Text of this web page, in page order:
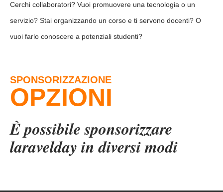
Cerchi collaboratori? Vuoi promuovere una tecnologia o un
servizio? Stai organizzando un corso e ti servono docenti? O
vuoi farlo conoscere a potenziali studenti?
SPONSORIZZAZIONE
OPZIONI
È possibile sponsorizzare
laravelday in diversi modi